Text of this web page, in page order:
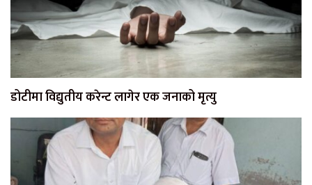
डोटीमा विद्युतीय करेन्ट लागेर एक जनाको मृत्यु